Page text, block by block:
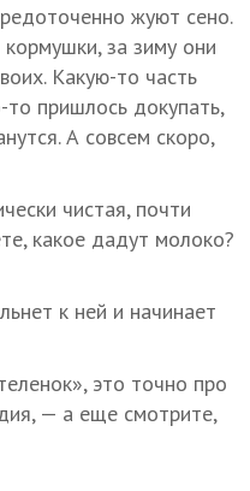
жуют сено.
за зиму они
Какую-то часть
пришлось докупать,
А совсем скоро,
чистая, почти
какое дадут молоко?
к ней и начинает
это точно про
— а еще смотрите,